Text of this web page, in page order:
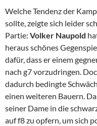
Welche Tendenz der
sollte, zeigte sich leider
Partie: Volker Naupold
heraus schönes
dafür, dass er einem
nach g7 vorzudringen.
dadurch bedingte
einen weiteren Bauern.
seiner Dame in die
auf f8 zu opfern, um sich